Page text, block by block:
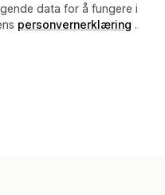
data for å fungere i
personvernerklæring .